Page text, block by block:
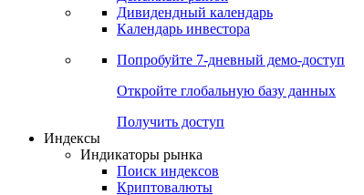
Размещения
Оферты
Аукционы госбумаг
Денежный рынок
Дивидендный календарь
Календарь инвестора
Попробуйте7-дневный
Получить доступ